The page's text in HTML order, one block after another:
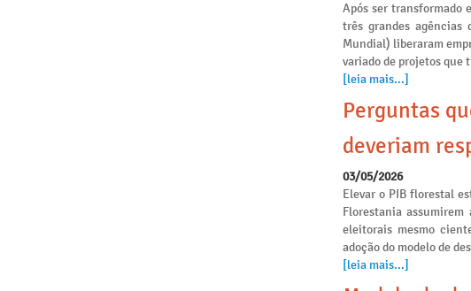
Após ser transformado
três grandes agências
Mundial) liberaram
variado de projetos que
[leia mais...]
Perguntas
deveriam
03/05/2026
Elevar o PIB florestal
Florestania assumirem
eleitorais mesmo
adoção do modelo de
[leia mais...]